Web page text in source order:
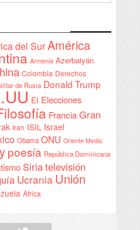
Yeda
en
Sudán
del SurAmérica
Armenia Azerbaiyán
Colombia Derechos
de Rusia Donald Trump
EI Elecciones
Francia Gran
Iran ISIL Israel
Obama ONU Oriente Medio
poesía República Dominicana
Siriatelevisión
Ucrania Unión
África